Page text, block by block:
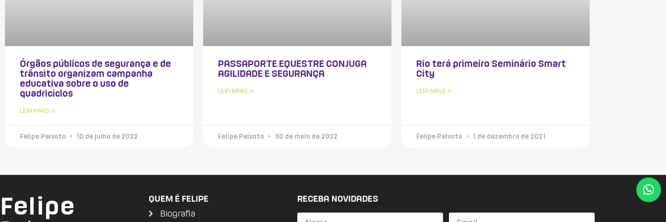
Órgãos públicos de segurança e de
trânsito organizam campanha
educativa sobre o uso de
quadriciclos
LEIA MAIS »
Felipe Peixoto 10 de julho de 2022
PASSAPORTE EQUESTRE CONJUGA
AGILIDADE E SEGURANÇA
LEIA MAIS »
Felipe Peixoto 30 de maio de 2022
Rio terá primeiro Seminário Smart
City
LEIA MAIS »
Felipe Peixoto 1 de dezembro de 2021
Felipe
QUEM É FELIPE
Biografia
RECEBA NOVIDADES